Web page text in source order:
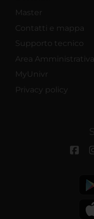
Master
Contatti e mappa
Supporto tecnico
Area Amministrativa
MyUnivr
Privacy policy